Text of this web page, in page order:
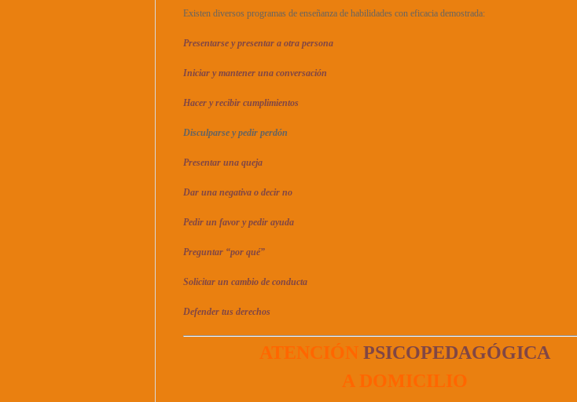
Existen diversos programas de enseñanza de habilidades con eficacia demostrada:
Presentarse y presentar a otra persona
Iniciar y mantener una conversación
Hacer y recibir cumplimientos
Disculparse y pedir perdón
Presentar una queja
Dar una negativa o decir no
Pedir un favor y pedir ayuda
Preguntar “por qué”
Solicitar un cambio de conducta
Defender tus derechos
ATENCIÓNPSICOPEDAGÓGICA
A DOMICILIO